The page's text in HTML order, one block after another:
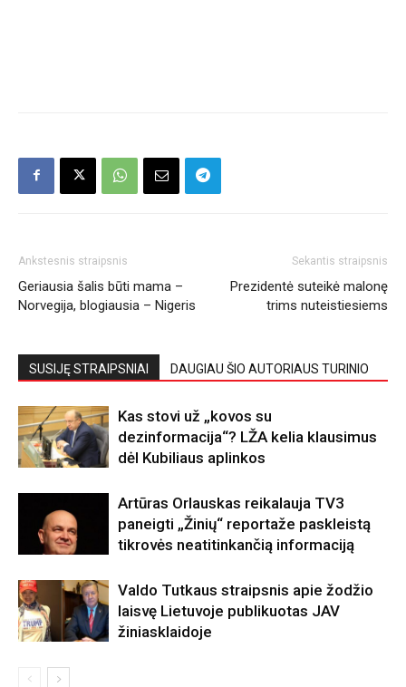
Ankstesnis straipsnis
Geriausia šalis būti mama –
Norvegija, blogiausia – Nigeris
Sekantis straipsnis
Prezidentė suteikė malonę
trims nuteistiesiems
SUSIJĘ STRAIPSNIAI DAUGIAU ŠIO AUTORIAUS TURINIO
Kas stovi už „kovos su
dezinformacija“? LŽA kelia klausimus
dėl Kubiliaus aplinkos
Artūras Orlauskas reikalauja TV3
paneigti „Žinių“ reportaže paskleistą
tikrovės neatitinkančią informaciją
Valdo Tutkaus straipsnis apie žodžio
laisvę Lietuvoje publikuotas JAV
žiniasklaidoje